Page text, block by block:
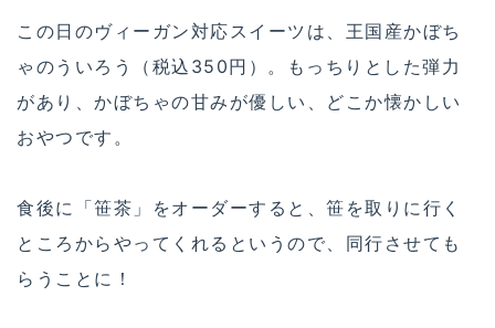
この日のヴィーガン対応スイーツは、王国産かぼち
ゃのういろう（税込350円）。もっちりとした弾力
があり、かぼちゃの甘みが優しい、どこか懐かしい
おやつです。
食後に「笹茶」をオーダーすると、笹を取りに行く
ところからやってくれるというので、同行させても
らうことに！